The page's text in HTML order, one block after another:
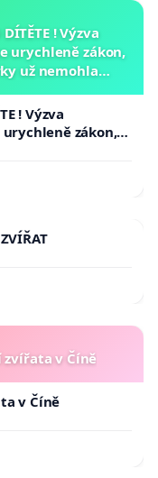
! Výzva
urychleně zákon,
už nemohla
! Výzva
zákon,
opakovat!
v Číně
v Číně